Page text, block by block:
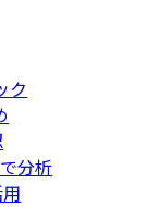
ク
分析